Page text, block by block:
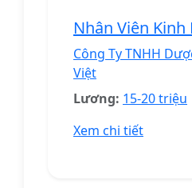
Nhân Viên Kinh
Công Ty TNHH
Việt
Lương: 15-20 triệu
Xem chi tiết